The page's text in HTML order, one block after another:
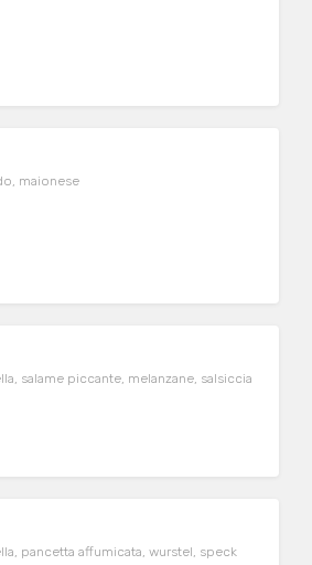
maionese
salame piccante, melanzane, salsiccia
pancetta affumicata, wurstel, speck